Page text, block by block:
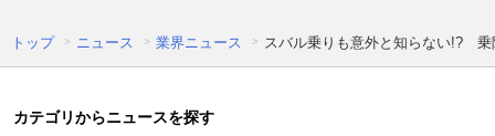
トップ ニュース 業界ニュース スバル乗りも意外と知らない!? 乗
カテゴリからニュースを探す